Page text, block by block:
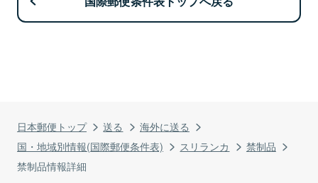
日本郵便トップ 送る
海外に送る
国・地域別情報(国際郵便条件表)
スリランカ
禁制品
禁制品情報詳細